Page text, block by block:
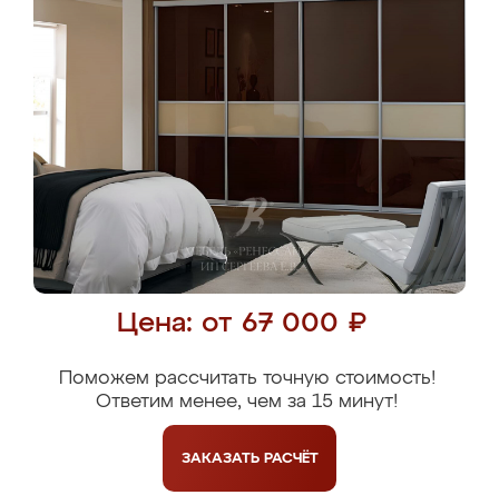
Цена: от 67 000 ₽
Поможем рассчитать точную стоимость!
Ответим менее, чем за 15 минут!
ЗАКАЗАТЬ РАСЧЁТ